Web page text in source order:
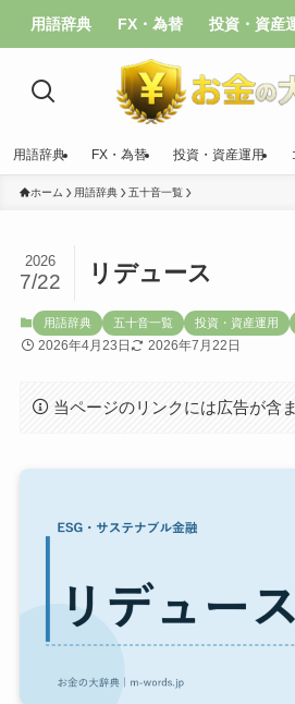
用語辞典 FX・為替 投資・資産
用語辞典 FX・為替 投資・資産運用
ホーム 用語辞典 五十音一覧
リデュース
2026
7/22
用語辞典 五十音一覧 投資・資産運用
2026年4月23日 2026年7月22日
当ページのリンクには広告が含